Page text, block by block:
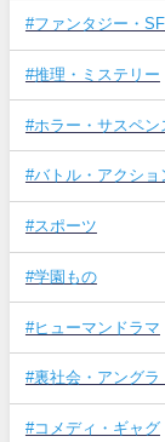
#ファンタジー・
#推理・ミステリー
#ホラー・サスペン
#バトル・アクショ
#スポーツ
#学園もの
#ヒューマンドラマ
#裏社会・アングラ
#コメディ・ギャグ